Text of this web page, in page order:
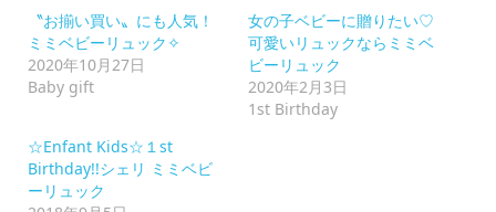
ク
リ
ッ
ク
し
て
く
い
(新
し
ウ
〝お揃い買い〟にも人気！
ミミベビーリュック✧
2020年10月27日
Baby gift
女の子ベビーに贈りたい♡
可愛いリュックならミミベ
ビーリュック
2020年2月3日
1st Birthday
☆Enfant Kids☆１st
Birthday!!シェリ ミミベビ
ーリュック